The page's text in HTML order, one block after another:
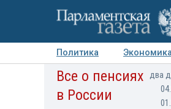
Политика
Авторы Персоны
Все о пенсиях
в России
два